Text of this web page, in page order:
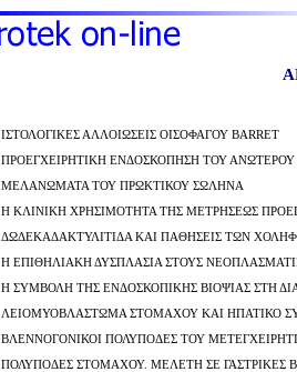
ΙΣΤΟΛΟΓΙΚΕΣ ΑΛΛΟΙΩΣΕΙΣ ΟΙΣΟΦΑΓΟΥ BARRET
ΠΡΟΕΓΧΕΙΡΗΤΙΚΗ ΕΝΔΟΣΚΟΠΗΣΗ ΤΟΥ
ΜΕΛΑΝΩΜΑΤΑ ΤΟΥ ΠΡΩΚΤΙΚΟΥ ΣΩΛΗΝΑ
Η ΚΛΙΝΙΚΗ ΧΡΗΣΙΜΟΤΗΤΑ ΤΗΣ ΜΕΤΡΗΣΕΩΣ
ΔΩΔΕΚΑΔΑΚΤΥΛΙΤΙΔΑ ΚΑΙ ΠΑΘΗΣΕΙΣ ΤΩΝ
Η ΕΠΙΘΗΛΙΑΚΗ ΔΥΣΠΛΑΣΙΑ ΣΤΟΥΣ
Η ΣΥΜΒΟΛΗ ΤΗΣ ΕΝΔΟΣΚΟΠΙΚΗΣ ΒΙΟΨΙΑΣ ΣΤΗ
ΛΕΙΟΜΥΟΒΛΑΣΤΩΜΑ ΣΤΟΜΑΧΟΥ ΚΑΙ ΗΠΑΤΙΚΟ
ΒΛΕΝΝΟΓΟΝΙΚΟΙ ΠΟΛΥΠΟΔΕΣ ΤΟΥ
ΠΟΛΥΠΟΔΕΣ ΣΤΟΜΑΧΟΥ. ΜΕΛΕΤΗ ΣΕ ΓΑΣΤΡΙΚΕΣ